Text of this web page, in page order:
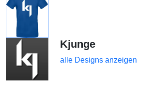
Kjunge
alle Designs anzeigen